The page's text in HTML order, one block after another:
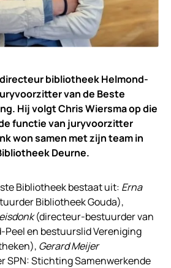
bibliotheek Helmond-
van de Beste
Hij volgt Chris Wiersma op die
functie van juryvoorzitter
won samen met zijn team in
Deurne.
Bibliotheek bestaat uit: Erna
Bibliotheek Gouda),
(directeur-bestuurder van
Peel en bestuurslid Vereniging
Gerard Meijer
SPN: Stichting Samenwerkende